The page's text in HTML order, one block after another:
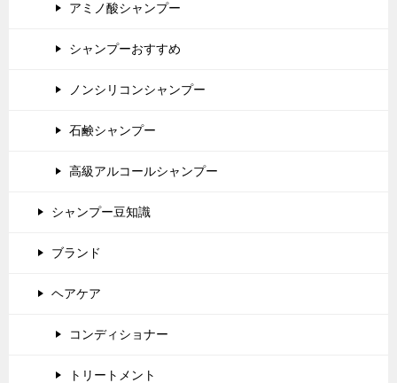
アミノ酸シャンプー
シャンプーおすすめ
ノンシリコンシャンプー
石鹸シャンプー
高級アルコールシャンプー
シャンプー豆知識
ブランド
ヘアケア
コンディショナー
トリートメント